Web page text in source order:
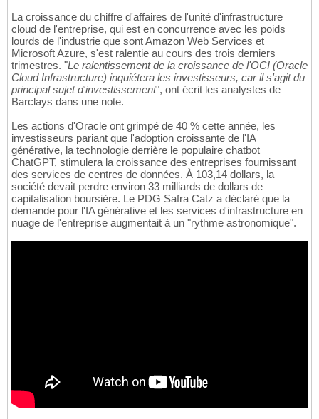
La croissance du chiffre d'affaires de l'unité d'infrastructure
cloud de l'entreprise, qui est en concurrence avec les poids
lourds de l'industrie que sont Amazon Web Services et
Microsoft Azure, s'est ralentie au cours des trois derniers
trimestres. "Le ralentissement de la croissance de l'OCI (Oracle
Cloud Infrastructure) inquiétera les investisseurs, car il s'agit du
principal sujet d'investissement", ont écrit les analystes de
Barclays dans une note.
Les actions d'Oracle ont grimpé de 40 % cette année, les
investisseurs pariant que l'adoption croissante de l'IA
générative, la technologie derrière le populaire chatbot
ChatGPT, stimulera la croissance des entreprises fournissant
des services de centres de données. À 103,14 dollars, la
société devait perdre environ 33 milliards de dollars de
capitalisation boursière. Le PDG Safra Catz a déclaré que la
demande pour l'IA générative et les services d'infrastructure en
nuage de l'entreprise augmentait à un "rythme astronomique".